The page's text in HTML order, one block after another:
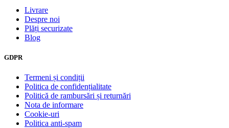
Livrare
Despre noi
Plăți securizate
Blog
GDPR
Termeni și condiții
Politica de confidențialitate
Politică de rambursări și returnări
Nota de informare
Cookie-uri
Politica anti-spam